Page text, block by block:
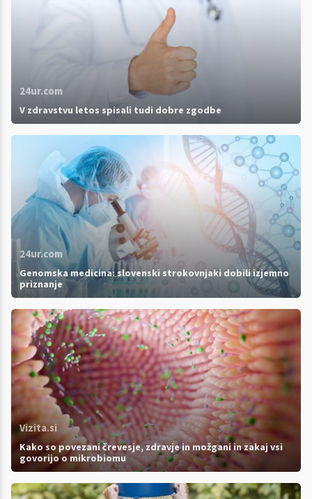
24ur.com
V zdravstvu letos spisali tudi dobre zgodbe
24ur.com
Genomska medicina: slovenski strokovnjaki dobili izjemno
priznanje
Vizita.si
Kako so povezani črevesje, zdravje in možgani in zakaj vsi
govorijo o mikrobiomu